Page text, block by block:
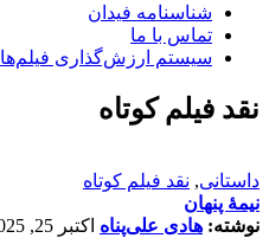
شناسنامه فیدان
تماس با ما
سیستم ارزش‌گذاری فیلم‌ها
نقد فیلم کوتاه
داستانی, نقد فیلم کوتاه
نیمۀ پنهان
نوشته: هادی علی‌پناه اکتبر 25, 2025